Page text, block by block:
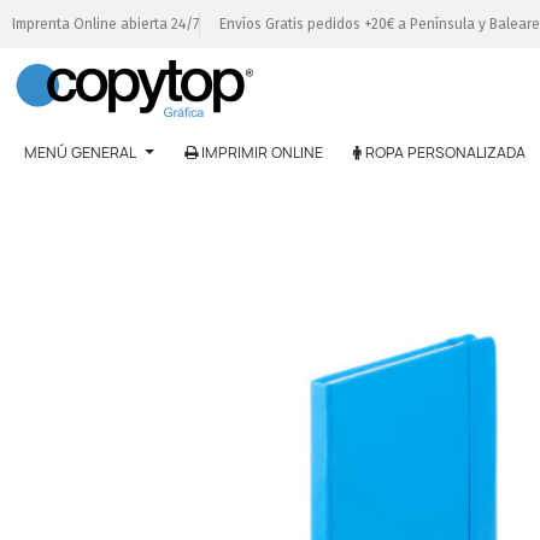
Imprenta Online abierta 24/7 Envíos Gratis pedidos +20€ a Península y
MENÚ GENERAL IMPRIMIR ONLINE ROPA PERSONALIZADA